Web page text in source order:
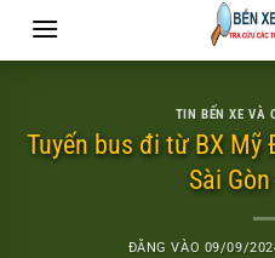
TIN BẾN XE VÀ
Tuyến bus đi từ BX
Sài
ĐĂNG VÀO 09/09/